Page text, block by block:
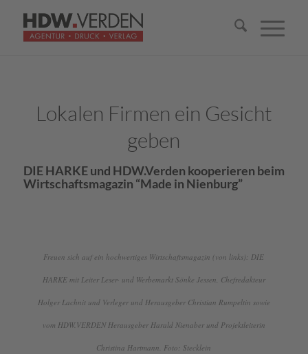
Lokalen Firmen ein Gesicht
geben
DIE HARKE und HDW.Verden kooperieren beim
Wirtschaftsmagazin “Made in Nienburg”
Freuen sich auf ein hochwertiges Wirtschaftsmagazin (von links): DIE
HARKE mit Leiter Leser- und Werbemarkt Sönke Jessen, Chefredakteur
Holger Lachnit und Verleger und Herausgeber Christian Rumpeltin sowie
vom HDW.VERDEN Herausgeber Harald Nienaber und Projektleiterin
Christina Hartmann. Foto: Stecklein